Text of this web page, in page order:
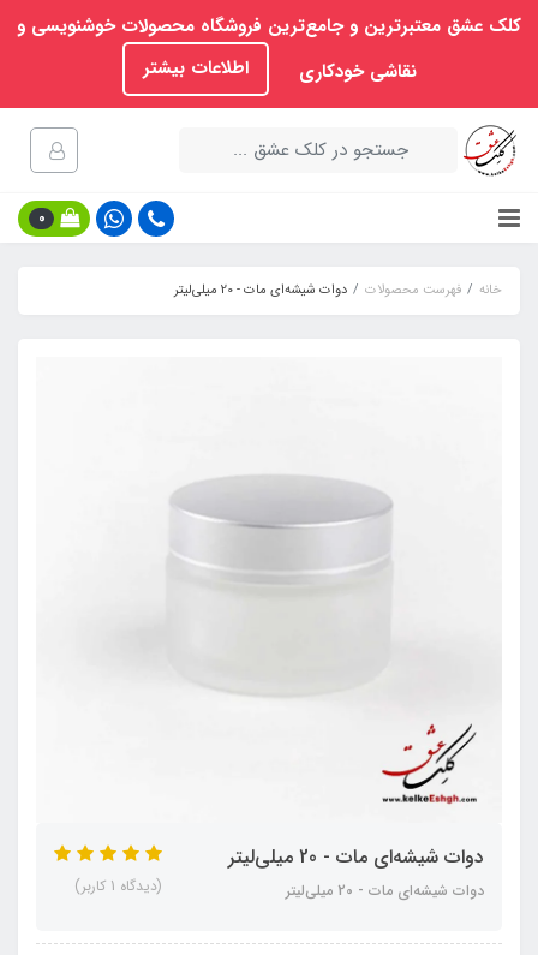
کلک عشق معتبرترین و جامع‌ترین فروشگاه محصولات خوشنویسی و
نقاشی خودکاری
اطلاعات بیشتر
0
خانه فهرست محصولات دوات شیشه‌ای مات - 20 میلی‌لیتر
دوات شیشه‌ای مات - 20 میلی‌لیتر
دوات شیشه‌ای مات - 20 میلی‌لیتر (دیدگاه 1 کاربر)